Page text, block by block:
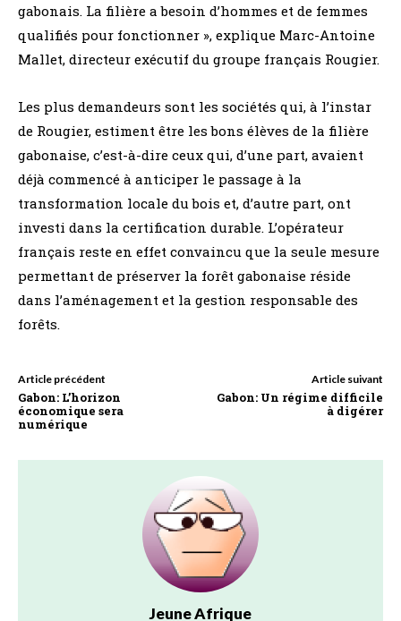
gabonais. La filière a besoin d’hommes et de femmes
qualifiés pour fonctionner », explique Marc-Antoine
Mallet, directeur exécutif du groupe français Rougier.
Les plus demandeurs sont les sociétés qui, à l’instar
de Rougier, estiment être les bons élèves de la filière
gabonaise, c’est-à-dire ceux qui, d’une part, avaient
déjà commencé à anticiper le passage à la
transformation locale du bois et, d’autre part, ont
investi dans la certification durable. L’opérateur
français reste en effet convaincu que la seule mesure
permettant de préserver la forêt gabonaise réside
dans l’aménagement et la gestion responsable des
forêts.
Article précédent
Gabon: L’horizon
économique sera
numérique
Article suivant
Gabon: Un régime difficile
à digérer
Jeune Afrique